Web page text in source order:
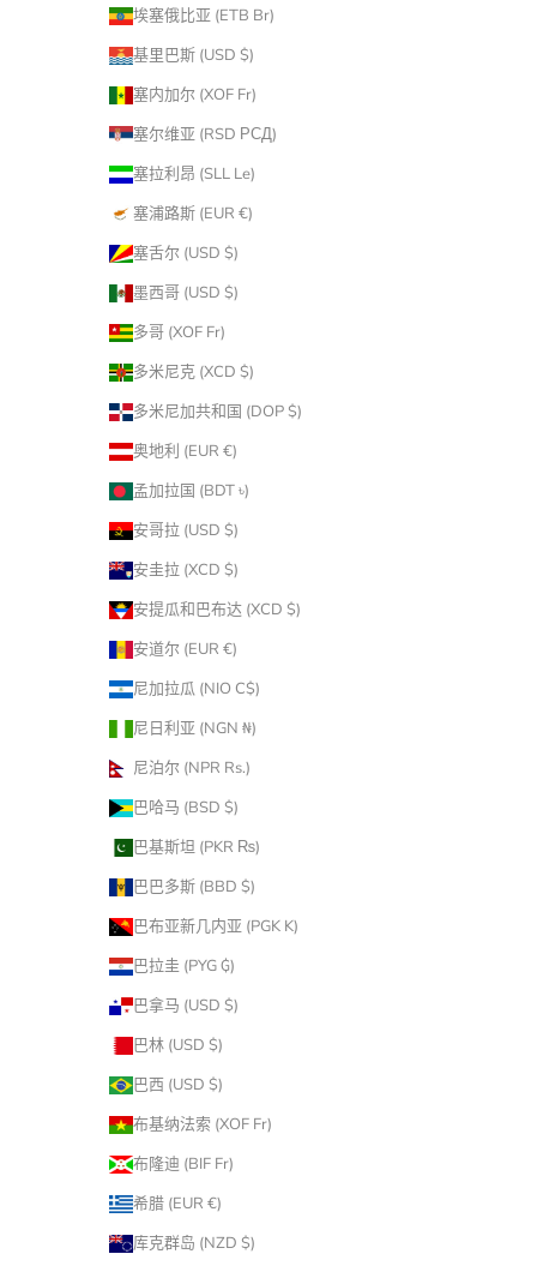
埃塞俄比亚 (ETB Br)
基里巴斯 (USD $)
塞内加尔 (XOF Fr)
塞尔维亚 (RSD РСД)
塞拉利昂 (SLL Le)
塞浦路斯 (EUR €)
塞舌尔 (USD $)
墨西哥 (USD $)
多哥 (XOF Fr)
多米尼克 (XCD $)
多米尼加共和国 (DOP $)
奥地利 (EUR €)
孟加拉国 (BDT ৳)
安哥拉 (USD $)
安圭拉 (XCD $)
安提瓜和巴布达 (XCD $)
安道尔 (EUR €)
尼加拉瓜 (NIO C$)
尼日利亚 (NGN ₦)
尼泊尔 (NPR Rs.)
巴哈马 (BSD $)
巴基斯坦 (PKR ₨)
巴巴多斯 (BBD $)
巴布亚新几内亚 (PGK K)
巴拉圭 (PYG ₲)
巴拿马 (USD $)
巴林 (USD $)
巴西 (USD $)
布基纳法索 (XOF Fr)
布隆迪 (BIF Fr)
希腊 (EUR €)
库克群岛 (NZD $)